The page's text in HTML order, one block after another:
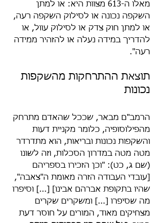
מאלו ה-613 מצוות היא: או למתן
השקפה נכונה או לסילוק השקפה רעה,
או למתן חוק צדק או לסילוק עוול, או
להדריך במידה נעלה או להזהיר ממידה
רעה".
תוצאת ההתרחקות מהשקפות
נכונות
הרמב"ם מבאר, שככל שהאדם מתרחק
מהפילוסופיה, כלומר מקניית דעות
והשקפות נכונות ובריאות, הוא מתדרדר
מטה מטה במדרון הסכלות, וזה לשונו
(שם ג, כט): "וכן הזכירו בספריהם
[עובדי העבודה הזרה מאומת ה"צאבה",
שהיו בתקופת אברהם אבינו] [...] וסיפרו
מה שסיפרו [...] ומשקרים שקרים
מצחיקים מאוד, המורים על חוסר דעת